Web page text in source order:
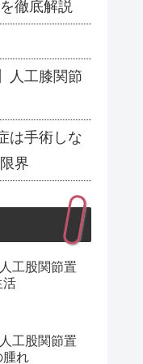
徹底解説
人工膝関節
は手術しな
界
工股関節置
活
工股関節置
腫れ